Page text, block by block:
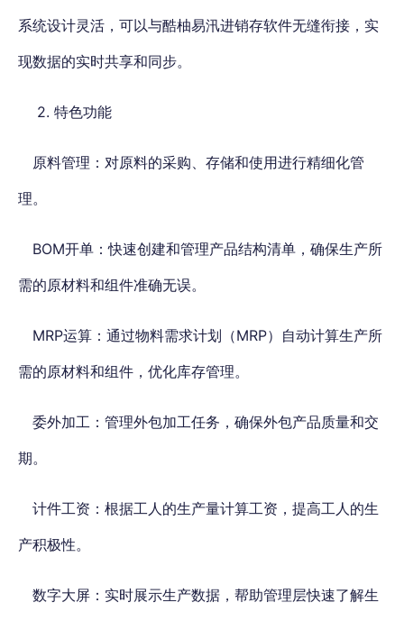
系统设计灵活，可以与酷柚易汛进销存软件无缝衔接，实
现数据的实时共享和同步。
2. 特色功能
原料管理：对原料的采购、存储和使用进行精细化管
理。
BOM开单：快速创建和管理产品结构清单，确保生产所
需的原材料和组件准确无误。
MRP运算：通过物料需求计划（MRP）自动计算生产所
需的原材料和组件，优化库存管理。
委外加工：管理外包加工任务，确保外包产品质量和交
期。
计件工资：根据工人的生产量计算工资，提高工人的生
产积极性。
数字大屏：实时展示生产数据，帮助管理层快速了解生